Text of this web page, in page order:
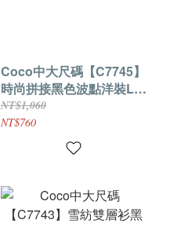
Coco中大尺碼【C7745】
時尚拼接黑色波點洋裝L-
5XL
NT$1,060
NT$760